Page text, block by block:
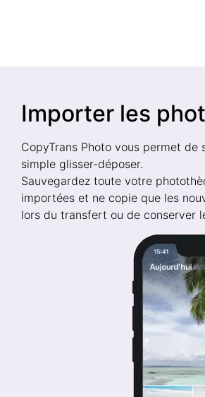
Importer les
CopyTrans Photo vous permet
simple glisser-déposer.
Sauvegardez toute votre
importées et ne copie que les
lors du transfert ou de conserver